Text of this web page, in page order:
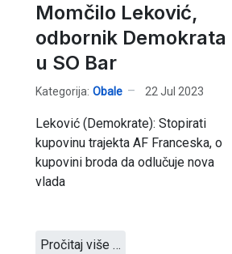
Momčilo Leković,
odbornik Demokrata
u SO Bar
Kategorija: Obale 22 Jul 2023
Leković (Demokrate): Stopirati
kupovinu trajekta AF Franceska, o
kupovini broda da odlučuje nova
vlada
Pročitaj više …